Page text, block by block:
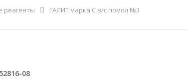
реагенты ГАЛИТ марка С в/с помол №3
08